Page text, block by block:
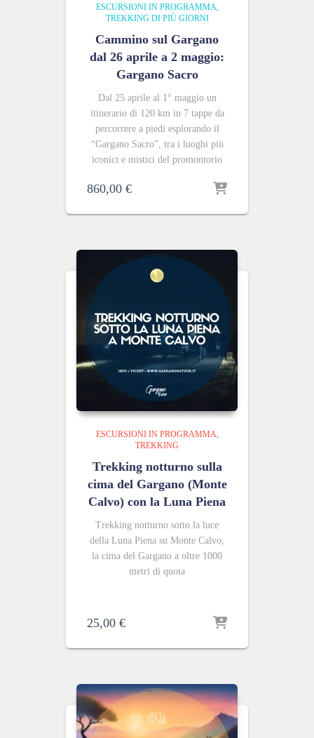
ESCURSIONI IN PROGRAMMA
TREKKING DI PIÙ GIORNI
Cammino sul Gargano
dal 26 aprile a 2 maggio:
Gargano Sacro
Dal 25 aprile al 1° maggio un
itinerario di 120 km in 7 tappe da
percorrere a piedi esplorando il
“Gargano Sacro”, tra i luoghi più
iconici e mistici del promontorio
860,00 €
ESCURSIONI IN PROGRAMMA
TREKKING
Trekking notturno sulla
cima del Gargano (Monte
Calvo) con la Luna Piena
Trekking notturno sotto la luce
della Luna Piena su Monte Calvo,
la cima del Gargano a oltre 1000
metri di quota
25,00 €